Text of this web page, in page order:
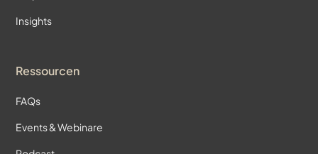
Insights
Ressourcen
FAQs
Events & Webinare